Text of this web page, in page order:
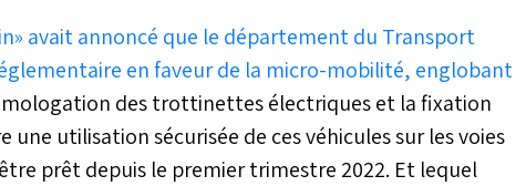
avait annoncé que le département du Transport
en faveur de la micro-mobilité, englobant
des trottinettes électriques et la fixation
utilisation sécurisée de ces véhicules sur les voies
prêt depuis le premier trimestre 2022. Et lequel